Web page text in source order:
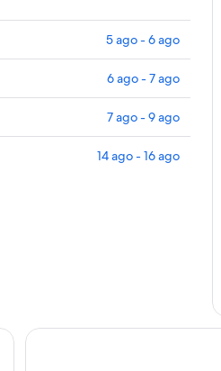
5 ago - 6 ago
6 ago - 7 ago
7 ago - 9 ago
14 ago - 16 ago
Pluscamp Saltstraumen